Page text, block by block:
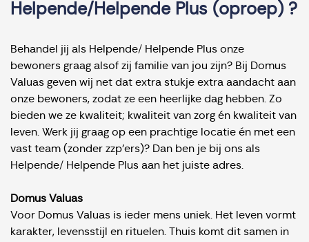
Helpende/Helpende Plus (oproep) ?
Behandel jij als Helpende/ Helpende Plus onze
bewoners graag alsof zij familie van jou zijn? Bij Domus
Valuas geven wij net dat extra stukje extra aandacht aan
onze bewoners, zodat ze een heerlijke dag hebben. Zo
bieden we ze kwaliteit; kwaliteit van zorg én kwaliteit van
leven. Werk jij graag op een prachtige locatie én met een
vast team (zonder zzp'ers)? Dan ben je bij ons als
Helpende/ Helpende Plus aan het juiste adres.
Domus Valuas
Voor Domus Valuas is ieder mens uniek. Het leven vormt
karakter, levensstijl en rituelen. Thuis komt dit samen in